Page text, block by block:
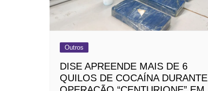
Outros
DISE APREENDE MAIS DE 6
QUILOS DE COCAÍNA DURANTE